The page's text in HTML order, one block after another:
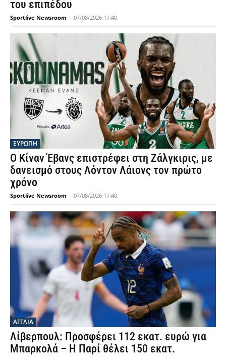
του επιπέδου
Sportlive Newsroom - 07/08/2026 17:40
ΕΥΡΩΠΗ
Ο Κίναν Έβανς επιστρέφει στη Ζάλγκιρις, με
δανεισμό στους Λόντον Λάιονς τον πρώτο
χρόνο
Sportlive Newsroom - 07/08/2026 17:40
ΑΓΓΛΙΑ
Λίβερπουλ: Προσφέρει 112 εκατ. ευρώ για
Μπαρκολά – Η Παρί θέλει 150 εκατ.